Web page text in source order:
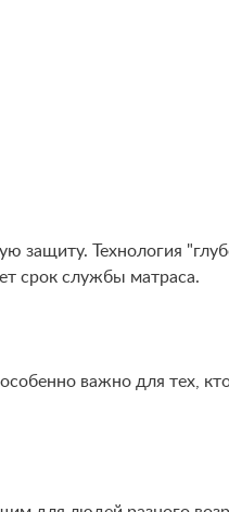
защиту. Технология
срок службы матраса.
важно для тех,